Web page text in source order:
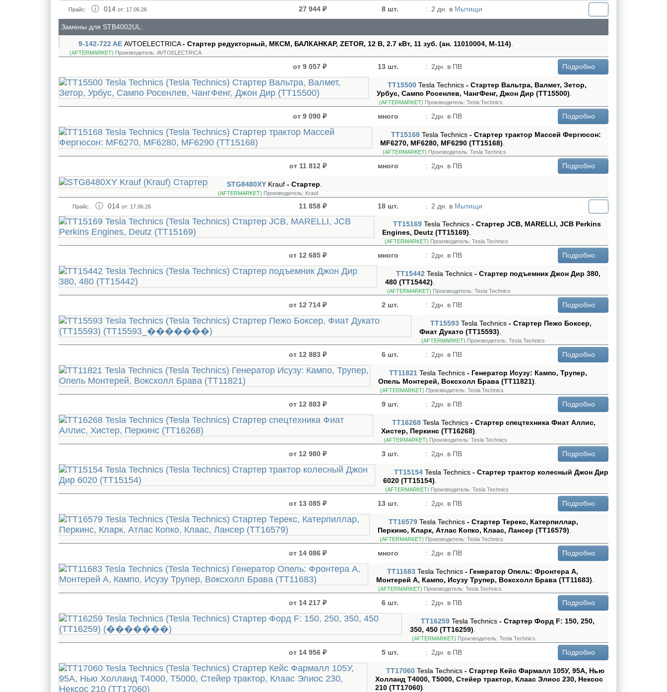
Прайс: 014 от: 17.06.26 27 944 ₽ 8 шт. : 2 дн. в Мытищи
Замены для STB4002UL:
9-142-722 AE AVTOELECTRICA- Стартер редукторный, МКСМ, БАЛКАНКАР, ZETOR, 12 В, 2.7 кВт, 11 зуб. (ан. 11010004, М-114)
(AFTERMARKET) Производитель:AVTOELECTRICA
от 9 057 ₽ 13 шт. : 2дн. в ПВ Подробно
TT15500Tesla Technics- Стартер Вальтра, Валмет, Зетор,
Урбус, Сампо Росенлев, ЧангФенг, Джон Дир (TT15500)
(AFTERMARKET) Производитель: Tesla Technics
от 9 090 ₽ много : 2дн. в ПВ Подробно
TT15168Tesla Technics- Стартер трактор Массей Фергюсон:
MF6270, MF6280, MF6290 (TT15168)
(AFTERMARKET) Производитель: Tesla Technics
от 11 812 ₽ много : 2дн. в ПВ Подробно
STG8480XY Krauf - Стартер
(AFTERMARKET) Производитель: Krauf
Прайс: 014 от: 17.06.26 11 858 ₽ 18 шт. : 2 дн. в Мытищи
TT15169Tesla Technics- Стартер JCB, MARELLI, JCB Perkins
Engines, Deutz (TT15169)
(AFTERMARKET) Производитель: Tesla Technics
от 12 685 ₽ много : 2дн. в ПВ Подробно
TT15442 Tesla Technics - Стартер подъемник Джон Дир 380,
480 (TT15442)
(AFTERMARKET) Производитель:Tesla Technics
от 12 714 ₽ 2 шт. : 2дн. в ПВ Подробно
TT15593 Tesla Technics - Стартер Пежо Боксер,
Фиат Дукато (TT15593)
(AFTERMARKET) Производитель:Tesla Technics
от 12 883 ₽ 6 шт. : 2дн. в ПВ Подробно
TT11821Tesla Technics- Генератор Исузу: Кампо, Трупер,
Опель Монтерей, Воксхолл Брава (TT11821)
(AFTERMARKET) Производитель:Tesla Technics
от 12 883 ₽ 9 шт. : 2дн. в ПВ Подробно
TT16268Tesla Technics- Стартер спецтехника Фиат Аллис,
Хистер, Перкинс (TT16268)
(AFTERMARKET) Производитель: Tesla Technics
от 12 980 ₽ 3 шт. : 2дн. в ПВ Подробно
TT15154 Tesla Technics - Стартер трактор колесный Джон Дир
6020 (TT15154)
(AFTERMARKET) Производитель:Tesla Technics
от 13 085 ₽ 13 шт. : 2дн. в ПВ Подробно
TT16579 Tesla Technics - Стартер Терекс, Катерпиллар,
Перкинс, Кларк, Атлас Копко, Клаас, Лансер (TT16579)
(AFTERMARKET) Производитель: Tesla Technics
от 14 086 ₽ много : 2дн. в ПВ Подробно
TT11683 Tesla Technics - Генератор Опель: Фронтера A,
Монтерей A, Кампо, Исузу Трупер, Воксхолл Брава (TT11683)
(AFTERMARKET) Производитель:Tesla Technics
от 14 217 ₽ 6 шт. : 2дн. в ПВ Подробно
TT16259 Tesla Technics - Стартер Форд F: 150, 250,
350, 450 (TT16259)
(AFTERMARKET) Производитель:Tesla Technics
от 14 956 ₽ 5 шт. : 2дн. в ПВ Подробно
TT17060 Tesla Technics - Стартер Кейс Фармалл 105У, 95А, Нью
Холланд Т4000, Т5000, Стейер трактор, Клаас Элиос 230, Нексос
210 (TT17060)